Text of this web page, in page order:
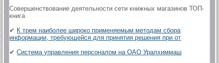
Совершенствование деятельности сети книжных магазинов ТОП-
книга
✔ К трем наиболее широко применяемым методам сбора
информации, требующейся для принятия решения при от
✔Система управления персоналом на ОАО Уралхиммаш